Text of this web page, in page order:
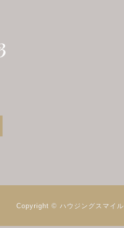
Copyright © ハウジングスマイル